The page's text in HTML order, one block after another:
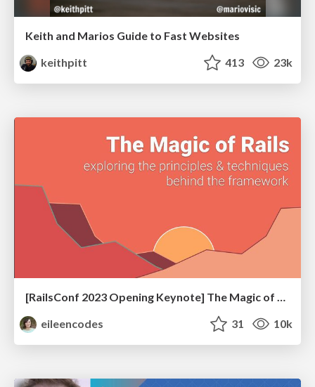
Keith and Marios Guide to Fast Websites
keithpitt
413 23k
[RailsConf 2023 Opening Keynote] The Magic of Rails
eileencodes
31 10k